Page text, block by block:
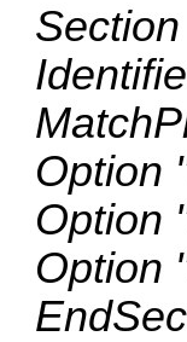
Option
Option
Option